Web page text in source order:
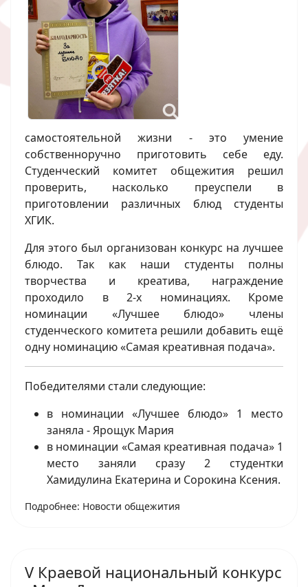
самостоятельной жизни - это умение
собственноручно приготовить себе еду.
Студенческий комитет общежития решил
проверить, насколько преуспели в
приготовлении различных блюд студенты
ХГИК.
Для этого был организован конкурс на лучшее
блюдо. Так как наши студенты полны
творчества и креатива, награждение
проходило в 2-х номинациях. Кроме
номинации «Лучшее блюдо» члены
студенческого комитета решили добавить ещё
одну номинацию «Самая креативная подача».
Победителями стали следующие:
в номинации «Лучшее блюдо» 1 место
заняла - Ярощук Мария
в номинации «Самая креативная подача» 1
место заняли сразу 2 студентки
Хамидулина Екатерина и Сорокина Ксения.
Подробнее: Новости общежития
V Краевой национальный конкурс